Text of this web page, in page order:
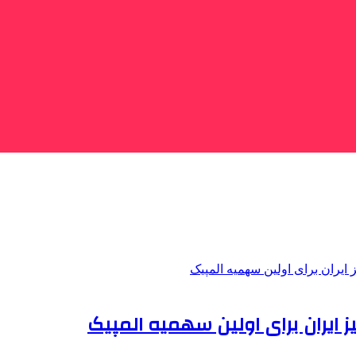
ایران برای اولین سهمیه المپیک